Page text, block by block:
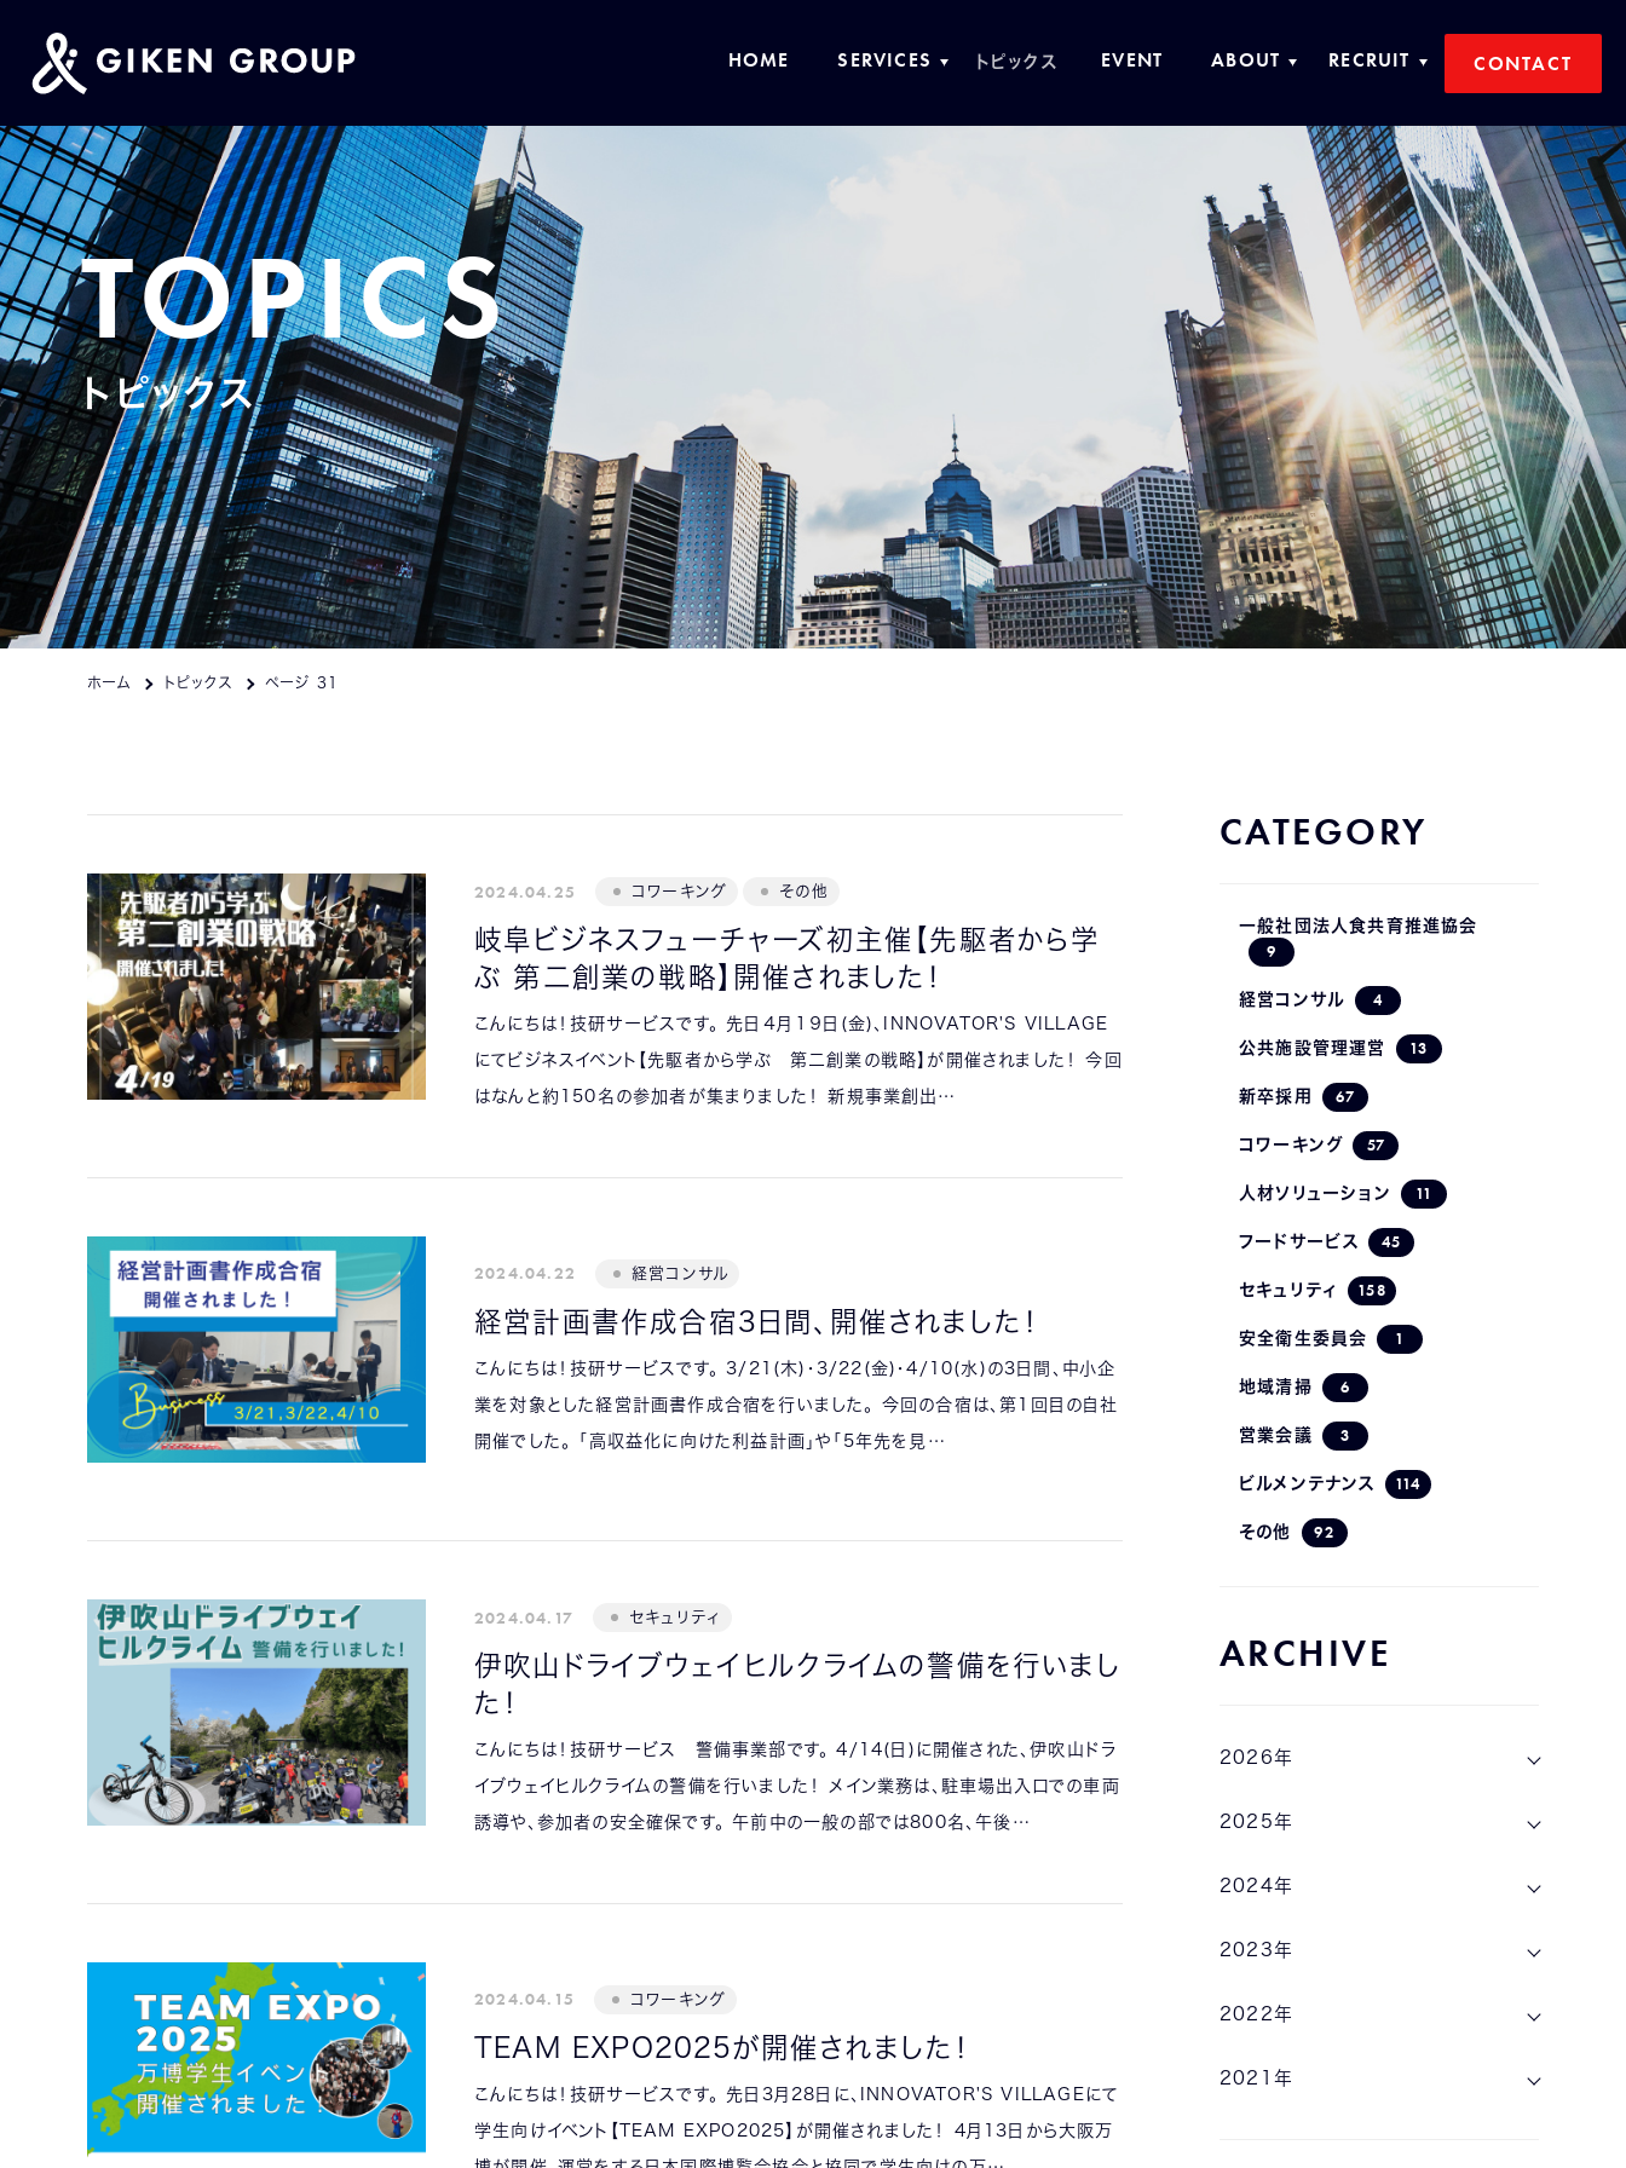
人材ソリューション
リブランディング
INNOVATOR’S
VILLAGE
トピックス
技研サービスについて
グループ紹介
技研グループ役員・社員紹介
中途採用
新卒採用
CONTACT
TOPICS
トピックス
ホーム トピックス ページ 31
2024.04.25 コワーキング その他
岐阜ビジネスフューチャーズ初主催【先駆者から学
ぶ 第二創業の戦略】開催されました！
こんにちは！技研サービスです。 先日４月１９日(金)、INNOVATOR'S VILLAGE
にてビジネスイベント【先駆者から学ぶ 第二創業の戦略】が開催されました！ 今回
はなんと約150名の参加者が集まりました！ 新規事業創出…
2024.04.22 経営コンサル
経営計画書作成合宿3日間、開催されました！
こんにちは！技研サービスです。 3/21(木)・3/22(金)・4/10(水)の3日間、中小企
業を対象とした経営計画書作成合宿を行いました。 今回の合宿は、第1回目の自社
開催でした。 「高収益化に向けた利益計画」や「5年先を見…
2024.04.17 セキュリティ
伊吹山ドライブウェイヒルクライムの警備を行いまし
た！
こんにちは！技研サービス 警備事業部です。 4/14(日)に開催された、伊吹山ドラ
イブウェイヒルクライムの警備を行いました！ メイン業務は、駐車場出入口での車両
誘導や、参加者の安全確保です。 午前中の一般の部では800名、午後…
2024.04.15 コワーキング
TEAM EXPO2025が開催されました！
こんにちは！技研サービスです。 先日3月28日に、INNOVATOR'S VILLAGEにて
学生向けイベント【TEAM EXPO2025】が開催されました！ 4月13日から大阪万
CATEGORY
一般社団法人食共育推進協会
9
経営コンサル 4
公共施設管理運営 13
新卒採用 67
コワーキング 57
人材ソリューション 11
フードサービス 45
セキュリティ 158
安全衛生委員会 1
地域清掃 6
営業会議 3
ビルメンテナンス 114
その他 92
ARCHIVE
2026年
2025年
2024年
2023年
2022年
2021年